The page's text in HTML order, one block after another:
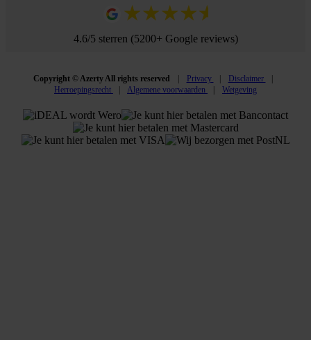
4.6/5 sterren (5200+ Google reviews)
Copyright © Azerty All rights reserved Privacy
Disclaimer
Herroepingsrecht
Algemene voorwaarden Wetgeving